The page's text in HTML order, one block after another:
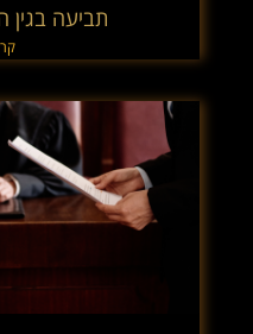
תביעה בגין